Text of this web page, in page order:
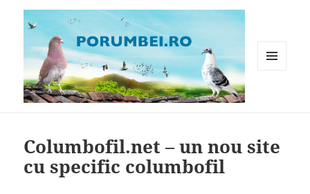
Columbofil.net – un nou site
cu specific columbofil